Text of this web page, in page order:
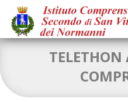
TELETHON